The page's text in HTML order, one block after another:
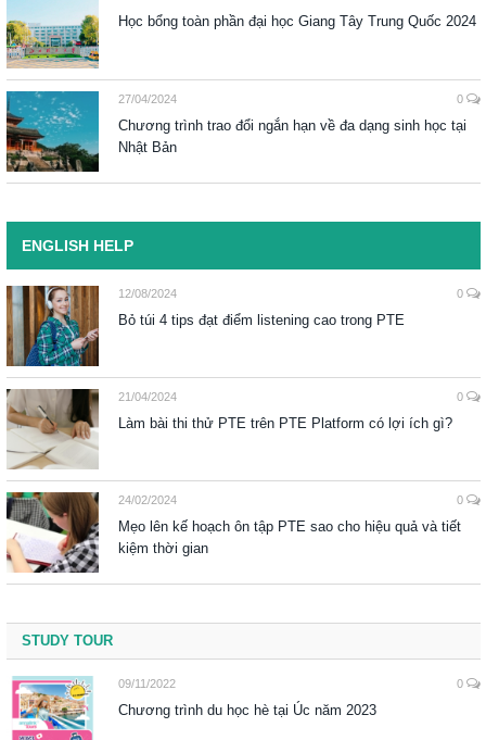
Học bổng toàn phần đại học Giang Tây Trung Quốc 2024
27/04/2024 0
Chương trình trao đổi ngắn hạn về đa dạng sinh học tại
Nhật Bản
ENGLISH HELP
12/08/2024 0
Bỏ túi 4 tips đạt điểm listening cao trong PTE
21/04/2024 0
Làm bài thi thử PTE trên PTE Platform có lợi ích gì?
24/02/2024 0
Mẹo lên kế hoạch ôn tập PTE sao cho hiệu quả và tiết
kiệm thời gian
STUDY TOUR
09/11/2022 0
Chương trình du học hè tại Úc năm 2023